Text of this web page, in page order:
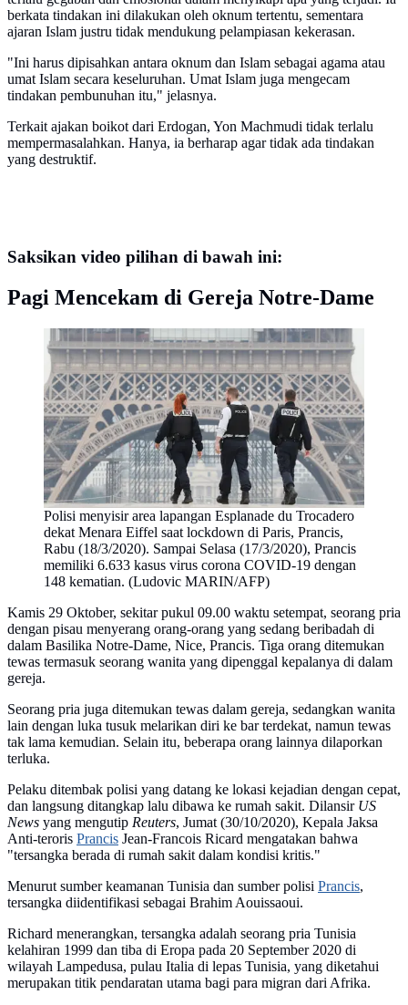
berkata tindakan ini dilakukan oleh oknum tertentu, sementara
ajaran Islam justru tidak mendukung pelampiasan kekerasan.
"Ini harus dipisahkan antara oknum dan Islam sebagai agama atau
umat Islam secara keseluruhan. Umat Islam juga mengecam
tindakan pembunuhan itu," jelasnya.
Terkait ajakan boikot dari Erdogan, Yon Machmudi tidak terlalu
mempermasalahkan. Hanya, ia berharap agar tidak ada tindakan
yang destruktif.
Saksikan video pilihan di bawah ini:
Pagi Mencekam di Gereja Notre-Dame
Polisi menyisir area lapangan Esplanade du Trocadero
dekat Menara Eiffel saat lockdown di Paris, Prancis,
Rabu (18/3/2020). Sampai Selasa (17/3/2020), Prancis
memiliki 6.633 kasus virus corona COVID-19 dengan
148 kematian. (Ludovic MARIN/AFP)
Kamis 29 Oktober, sekitar pukul 09.00 waktu setempat, seorang pria
dengan pisau menyerang orang-orang yang sedang beribadah di
dalam Basilika Notre-Dame, Nice, Prancis. Tiga orang ditemukan
tewas termasuk seorang wanita yang dipenggal kepalanya di dalam
gereja.
Seorang pria juga ditemukan tewas dalam gereja, sedangkan wanita
lain dengan luka tusuk melarikan diri ke bar terdekat, namun tewas
tak lama kemudian. Selain itu, beberapa orang lainnya dilaporkan
terluka.
Pelaku ditembak polisi yang datang ke lokasi kejadian dengan cepat,
dan langsung ditangkap lalu dibawa ke rumah sakit. Dilansir US
News yang mengutip Reuters, Jumat (30/10/2020), Kepala Jaksa
Anti-teroris Prancis Jean-Francois Ricard mengatakan bahwa
"tersangka berada di rumah sakit dalam kondisi kritis."
Menurut sumber keamanan Tunisia dan sumber polisi Prancis,
tersangka diidentifikasi sebagai Brahim Aouissaoui.
Richard menerangkan, tersangka adalah seorang pria Tunisia
kelahiran 1999 dan tiba di Eropa pada 20 September 2020 di
wilayah Lampedusa, pulau Italia di lepas Tunisia, yang diketahui
merupakan titik pendaratan utama bagi para migran dari Afrika.